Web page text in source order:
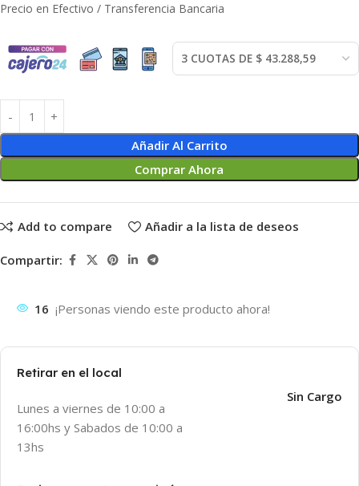
Precio en Efectivo / Transferencia Bancaria
Añadir Al Carrito
Comprar Ahora
Add to compare Añadir a la lista de deseos
Compartir:
16 ¡Personas viendo este producto ahora!
Retirar en el local
Lunes a viernes de 10:00 a
16:00hs y Sabados de 10:00 a
13hs
Sin Cargo